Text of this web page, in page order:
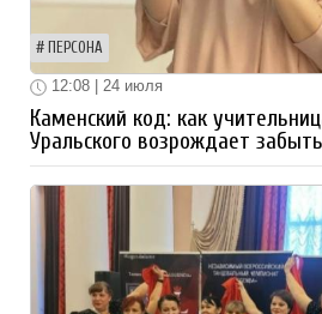
ПЕРСОНА
12:08 | 24 июля
Каменский код: как
Уральского возрождает